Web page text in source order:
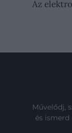
Az
Művelődj,
és